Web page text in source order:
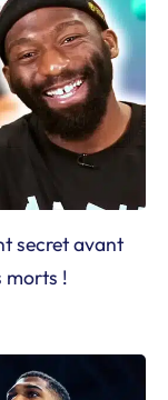
secret avant
morts !